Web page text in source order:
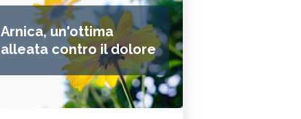
Arnica, un'ottima
alleata contro il dolore